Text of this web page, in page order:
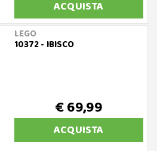
ACQUISTA
LEGO
10372 - IBISCO
€ 69,99
ACQUISTA